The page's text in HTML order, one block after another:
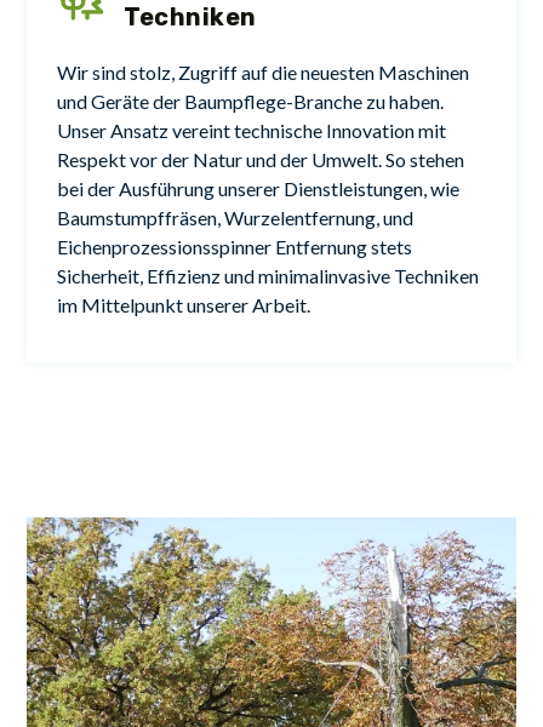
Techniken
Wir sind stolz, Zugriff auf die neuesten Maschinen
und Geräte der Baumpflege-Branche zu haben.
Unser Ansatz vereint technische Innovation mit
Respekt vor der Natur und der Umwelt. So stehen
bei der Ausführung unserer Dienstleistungen, wie
Baumstumpffräsen, Wurzelentfernung, und
Eichenprozessionsspinner Entfernung stets
Sicherheit, Effizienz und minimalinvasive Techniken
im Mittelpunkt unserer Arbeit.